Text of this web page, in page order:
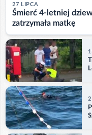
27 LIPCA
Śmierć 4-letniej
zatrzymała matkę
2